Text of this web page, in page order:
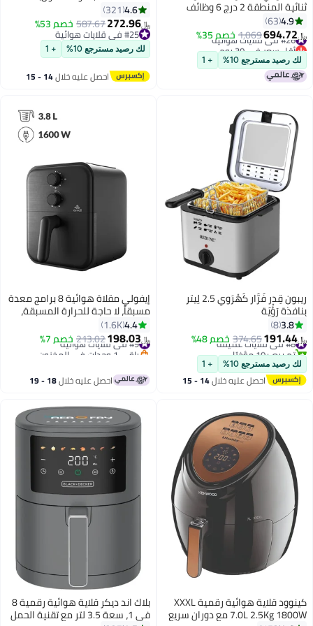
ثنائية المنطقة 2 درج 6 وظائف
للطهي مع ضمان لمدة عامين
4.9
63
﷼‏694.72
1,069خصم 35% #26 في قلايات هوائية
أقل سعر في 30 يوم
#26 في قلايات هوائية
لك رصيد مسترجع 10% + 1
4.2 لتر، NA220/004.6
321
﷼‏272.96
587.67خصم 53%
#25 في قلايات هوائية
#25 في قلايات هوائية
لك رصيد مسترجع 10% + 1
احصل عليه خلال 14 - 15
ريبون قِدر فَرَّار كَهْرَوي 2.5 لِيتر
بِنافذة رَؤْيَة
3.8
8
﷼‏191.44
374.65خصم 48% #8 في قلايات عميقة
تم بيع +10 مؤخرًا
#8 في قلايات عميقة
لك رصيد مسترجع 10% + 1
احصل عليه خلال 14 - 15
إيفولي مقلاة هوائية 8 برامج معدة
مسبقاً، لا حاجة للحرارة المسبقة،
طبخ مقرمش وصحي خالي من الزيت،
التحكم في درجة الحرارة
4.4
1.6K
﷼‏198.03
213.02خصم 7% #9 في قلايات هوائية
باقي 1 وحدات في المخزون
#9 في قلايات هوائية
احصل عليه خلال 18 - 19
كينوود قلاية هوائية رقمية XXXL
7.0L 2.5Kg 1800W مع دوران سريع
بلاك اند ديكر قلاية هوائية رقمية 8
في 1، سعة 3.5 لتر مع تقنية الحمل